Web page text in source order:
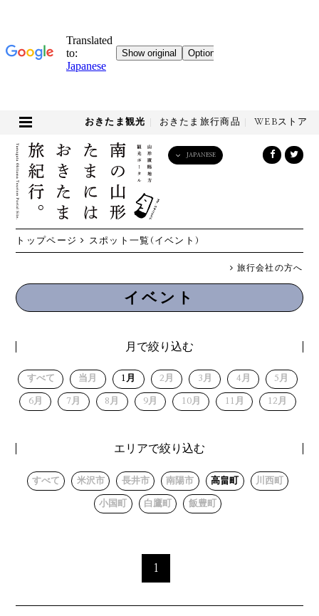
おきたま観光 おきたま旅行商品 WEBストア
JAPANESE
トップページ スポット一覧(イベント)
旅行会社の方へ
イベント
月で絞り込む
すべて 当月 1月 2月 3月 4月 5月
6月 7月 8月 9月 10月 11月 12月
エリアで絞り込む
すべて 米沢市 長井市 南陽市 高畠町 川西町
小国町 白鷹町 飯豊町
1